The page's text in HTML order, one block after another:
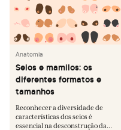
Anatomia
Seios e mamilos: os
diferentes formatos e
tamanhos
Reconhecer a diversidade de
características dos seios é
essencial na desconstrução da...